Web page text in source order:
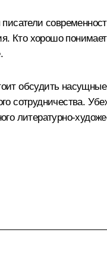
Кто хорошо
обсудить
сотрудничества.
литературно-